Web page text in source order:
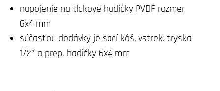
napojenie na tlakové hadičky PVDF rozmer
6x4 mm
súčasťou dodávky je sací kôš, vstrek. tryska
1/2” a prep. hadičky 6x4 mm